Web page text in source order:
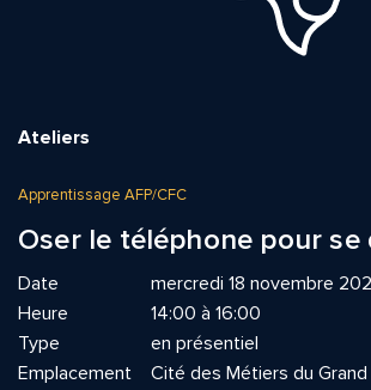
Ateliers
Apprentissage AFP/CFC
Oser le téléphone pour se
Date
mercredi 18 novembre
Heure
14:00 à 16:00
Type
en présentiel
Emplacement
Cité des Métiers du